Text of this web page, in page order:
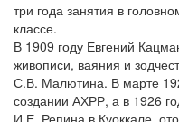
три года занятия в
классе.
В 1909 году Евгений
живописи, ваяния и
С.В. Малютина. В марте
создании АХРР, а в 1926
И.Е. Репина в Куоккале,